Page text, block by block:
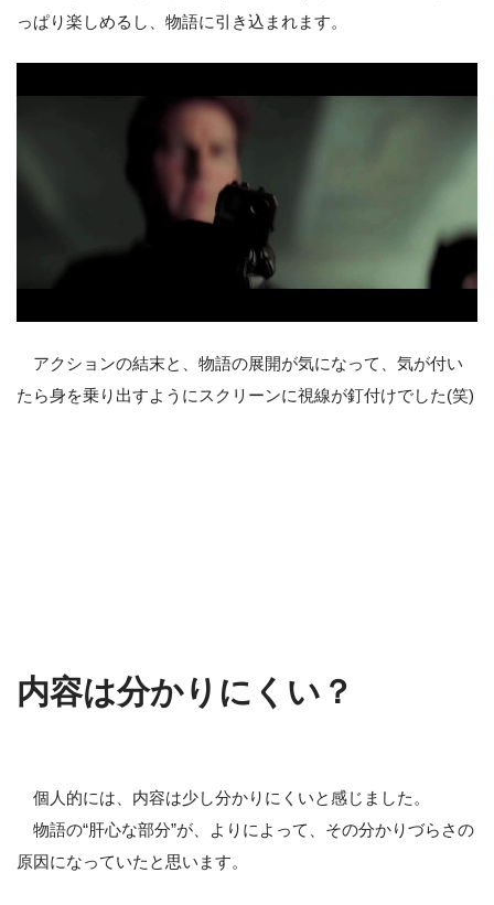
っぱり楽しめるし、物語に引き込まれます。
アクションの結末と、物語の展開が気になって、気が付い
たら身を乗り出すようにスクリーンに視線が釘付けでした(笑)
内容は分かりにくい？
個人的には、内容は少し分かりにくいと感じました。
物語の“肝心な部分”が、よりによって、その分かりづらさの
原因になっていたと思います。